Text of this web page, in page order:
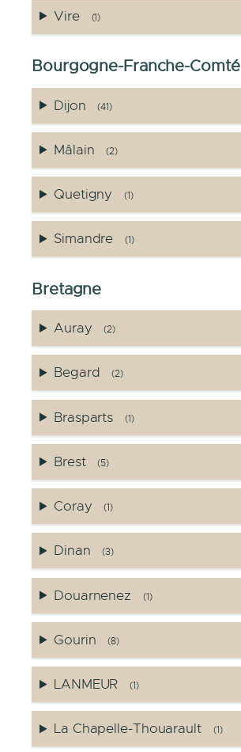
Vire (1)
Bourgogne-Franche-Comté
Dijon (41)
Mâlain (2)
Quetigny (1)
Simandre (1)
Bretagne
Auray (2)
Begard (2)
Brasparts (1)
Brest (5)
Coray (1)
Dinan (3)
Douarnenez (1)
Gourin (8)
LANMEUR (1)
La Chapelle-Thouarault (1)